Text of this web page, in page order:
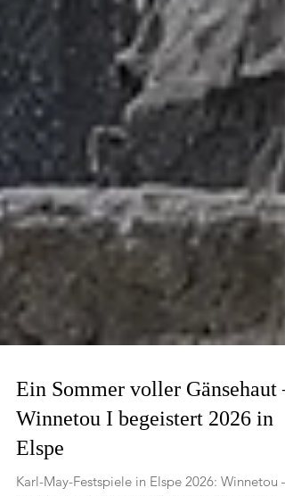
Ein Sommer voller Gänsehaut –
Winnetou I begeistert 2026 in
Elspe